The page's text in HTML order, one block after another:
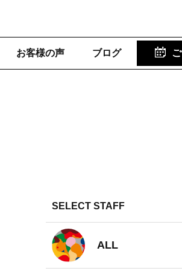
お客様の声 ブログ
SELECT STAFF
ALL